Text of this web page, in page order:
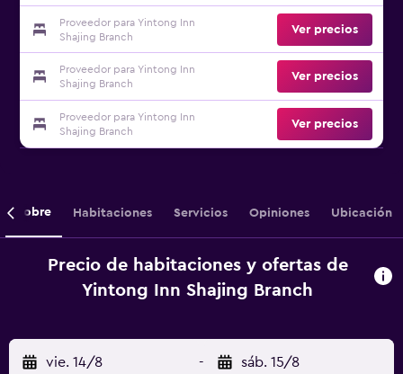
Proveedor para Yintong Inn
Shajing Branch
Ver precios
Proveedor para Yintong Inn
Shajing Branch
Ver precios
Proveedor para Yintong Inn
Shajing Branch
Ver precios
Sobre Habitaciones Servicios Opiniones Ubicación
Precio de habitaciones y ofertas de
Yintong Inn Shajing Branch
vie. 14/8 - sáb. 15/8